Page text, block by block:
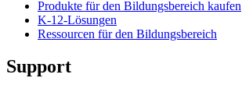
Produkte für den Bildungsbereich kaufen
K-12-Lösungen
Ressourcen für den Bildungsbereich
Support